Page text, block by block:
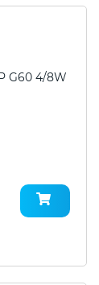
G60 4/8W